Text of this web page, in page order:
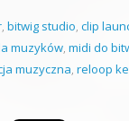
, bitwig studio, clip
muzyków, midi do
muzyczna, reloop